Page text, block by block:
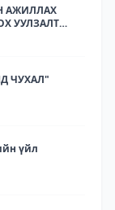
АЖИЛЛАХ
УУЛЗАЛТ
ЧУХАЛ"
үйл